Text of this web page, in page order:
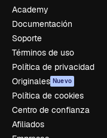
Academy
Documentación
Soporte
Términos de uso
Política de privacidad
Originales Nuevo
Política de cookies
Centro de confianza
Afiliados